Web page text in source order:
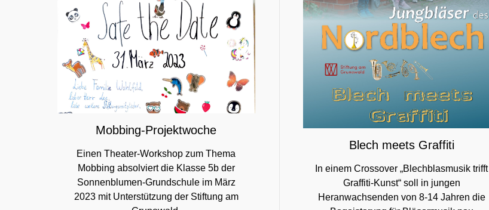
Mobbing-Projektwoche
Einen Theater-Workshop zum Thema
Mobbing absolviert die Klasse 5b der
Sonnenblumen-Grundschule im März
2023 mit Unterstützung der Stiftung am
Blech meets Graffiti
In einem Crossover „Blechblasmusik trifft
Graffiti-Kunst“ soll in jungen
Heranwachsenden von 8-14 Jahren die